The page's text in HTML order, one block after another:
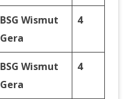
BSG Wismut
Gera
4
BSG Wismut
Gera
4